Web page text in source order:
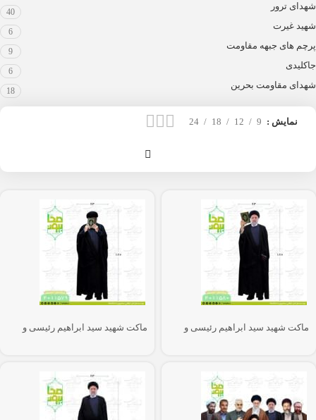
شهدای ترور
40
شهید غیرت
6
پرچم های جبهه مقاومت
9
جاکلیدی
6
شهدای مقاومت بحرین
18
نمایش 9
12
18
24
ماکت شهید سید ابراهیم رئیسی و
ماکت شهید سید ابراهیم رئیسی و